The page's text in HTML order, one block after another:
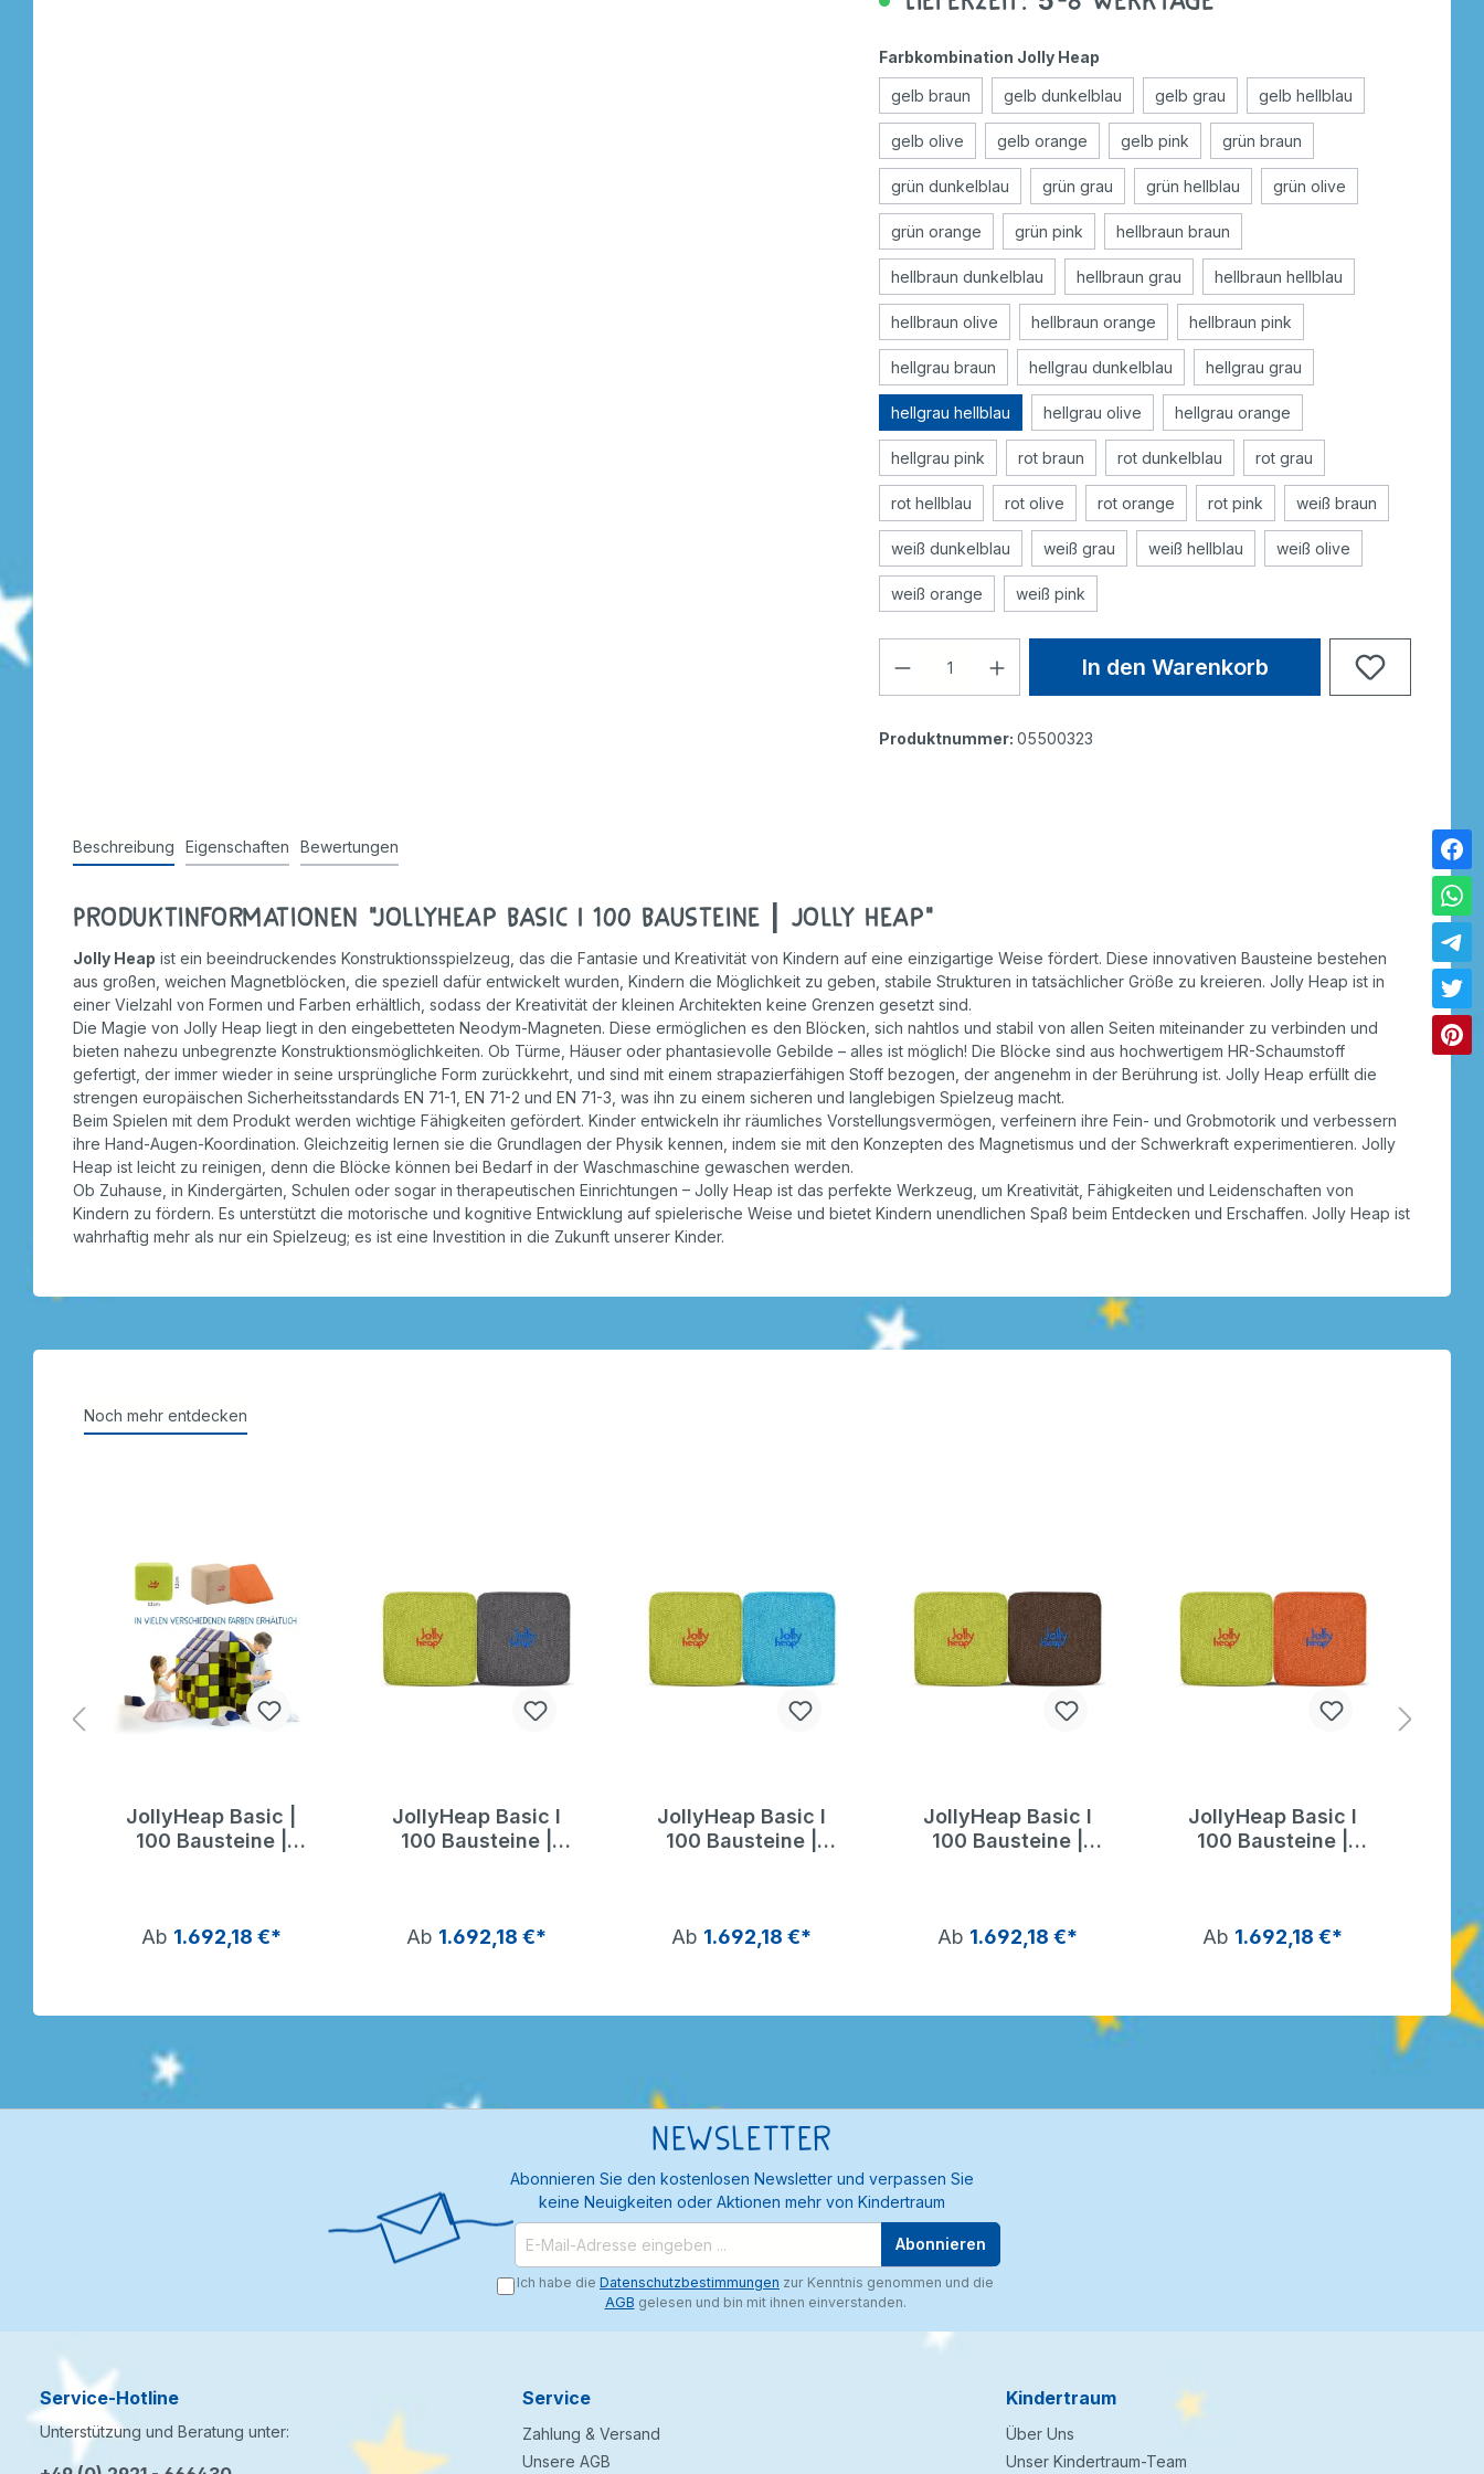
Geschicklichkeitsspiele
Holzspielzeug
Farbkombination Jolly Heap
gelb braun gelb dunkelblau gelb grau gelb hellblau
gelb olive gelb orange gelb pink grün braun
grün dunkelblau grün grau grün hellblau grün olive
grün orange grün pink hellbraun braun
hellbraun dunkelblau hellbraun grau hellbraun hellblau
hellbraun olive hellbraun orange hellbraun pink
hellgrau braun hellgrau dunkelblau hellgrau grau
hellgrau hellblau hellgrau olive hellgrau orange
hellgrau pink rot braun rot dunkelblau rot grau
rot hellblau rot olive rot orange rot pink weiß braun
weiß dunkelblau weiß grau weiß hellblau weiß olive
weiß orange weiß pink
In den Warenkorb
Produktnummer:05500323
Beschreibung Eigenschaften Bewertungen
Produktinformationen "JollyHeap Basic I 100 Bausteine | Jolly Heap"
Jolly Heap ist ein beeindruckendes Konstruktionsspielzeug, das die Fantasie und Kreativität von Kindern auf eine einzigartige Weise fördert. Diese innovativen Bausteine bestehen
aus großen, weichen Magnetblöcken, die speziell dafür entwickelt wurden, Kindern die Möglichkeit zu geben, stabile Strukturen in tatsächlicher Größe zu kreieren. Jolly Heap ist in
einer Vielzahl von Formen und Farben erhältlich, sodass der Kreativität der kleinen Architekten keine Grenzen gesetzt sind.
Die Magie von Jolly Heap liegt in den eingebetteten Neodym-Magneten. Diese ermöglichen es den Blöcken, sich nahtlos und stabil von allen Seiten miteinander zu verbinden und
bieten nahezu unbegrenzte Konstruktionsmöglichkeiten. Ob Türme, Häuser oder phantasievolle Gebilde – alles ist möglich! Die Blöcke sind aus hochwertigem HR-Schaumstoff
gefertigt, der immer wieder in seine ursprüngliche Form zurückkehrt, und sind mit einem strapazierfähigen Stoff bezogen, der angenehm in der Berührung ist. Jolly Heap erfüllt die
strengen europäischen Sicherheitsstandards EN 71-1, EN 71-2 und EN 71-3, was ihn zu einem sicheren und langlebigen Spielzeug macht.
Beim Spielen mit dem Produkt werden wichtige Fähigkeiten gefördert. Kinder entwickeln ihr räumliches Vorstellungsvermögen, verfeinern ihre Fein- und Grobmotorik und verbessern
ihre Hand-Augen-Koordination. Gleichzeitig lernen sie die Grundlagen der Physik kennen, indem sie mit den Konzepten des Magnetismus und der Schwerkraft experimentieren. Jolly
Heap ist leicht zu reinigen, denn die Blöcke können bei Bedarf in der Waschmaschine gewaschen werden.
Ob Zuhause, in Kindergärten, Schulen oder sogar in therapeutischen Einrichtungen – Jolly Heap ist das perfekte Werkzeug, um Kreativität, Fähigkeiten und Leidenschaften von
Kindern zu fördern. Es unterstützt die motorische und kognitive Entwicklung auf spielerische Weise und bietet Kindern unendlichen Spaß beim Entdecken und Erschaffen. Jolly Heap ist
wahrhaftig mehr als nur ein Spielzeug; es ist eine Investition in die Zukunft unserer Kinder.
Noch mehr entdecken
JollyHeap Basic |
100 Bausteine |
Ab 1.692,18 €*
JollyHeap Basic I
100 Bausteine |
Ab 1.692,18 €*
JollyHeap Basic I
100 Bausteine |
Ab 1.692,18 €*
JollyHeap Basic I
100 Bausteine |
Ab 1.692,18 €*
JollyHeap Basic I
100 Bausteine |
Ab 1.692,18 €*
Newsletter
Abonnieren Sie den kostenlosen Newsletter und verpassen Sie
keine Neuigkeiten oder Aktionen mehr von Kindertraum
Abonnieren
Ich habe die Datenschutzbestimmungen zur Kenntnis genommen und die
AGB gelesen und bin mit ihnen einverstanden.
Service-Hotline
Unterstützung und Beratung unter:
Service
Zahlung & Versand
Unsere AGB
Kindertraum
Über Uns
Unser Kindertraum-Team